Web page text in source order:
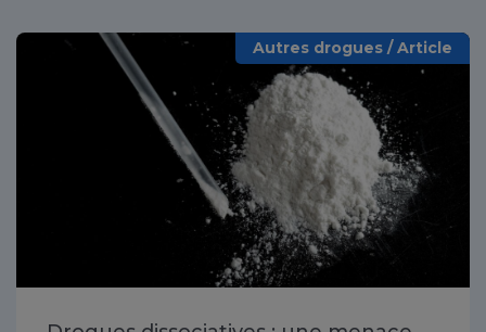
Autres drogues / Article